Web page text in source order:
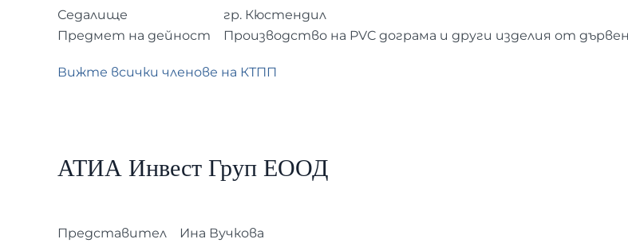
Седалище
гр. Кюстендил
Предмет на дейност
Производство на PVC дограма и други изделия от
Вижте всички членове на КТПП
АТИА Инвест Груп ЕООД
Представител Ина Вучкова